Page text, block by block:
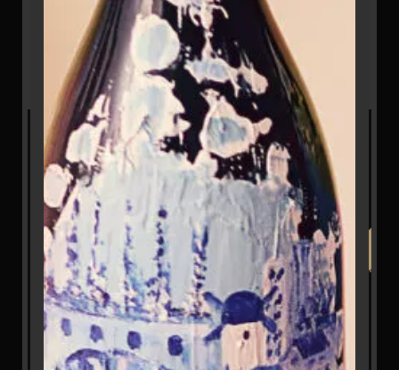
האתר לא יעביר מידע אישי לצדדים שלישיים, למעט במקרים
הבאים:
ספקי שירותים חיצוניים:לשם השלמת הרכישה, כגון
חברות סליקה, חברות משלוחים וספקי אחסון אתרים.
במקרים אלו, המידע יימסר אך ורק לצורך ביצוע השירות.
דרישה חוקית:אם נדרש על פי צו בית משפט או רשות
מוסמכת.
הגנה על זכויות:
במקרה של חשד לפעילות בלתי חוקית,
האתר שומר לעצמו את הזכות למסור מידע כדי להגן על
זכויותיו.
רגע לפני שנתחיל
כבר חגגת 18?
כן
הכניסה לאתר זה מיועדת למי שמלאו לו 18 שנים
אזהרה: צריכה מופרזת של אלכוהול מסכנת חיים
ומזיקה לבריאות!